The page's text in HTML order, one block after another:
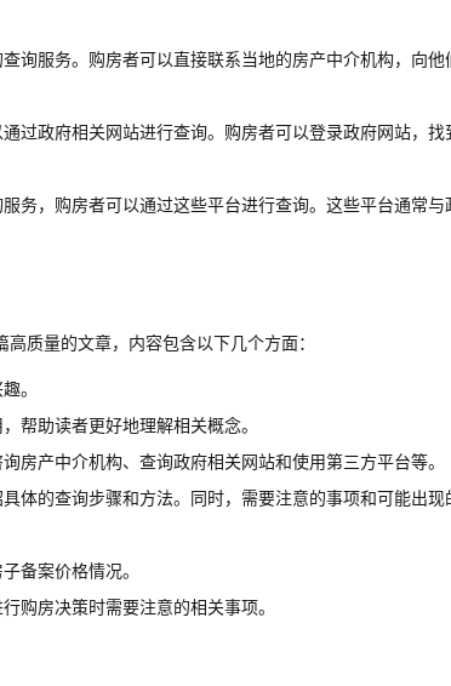
询服务。购房者可以直接联系当地的房产中介机构，向他
过政府相关网站进行查询。购房者可以登录政府网站，找
务，购房者可以通过这些平台进行查询。这些平台通常与
质量的文章，内容包含以下几个方面：
。
帮助读者更好地理解相关概念。
房产中介机构、查询政府相关网站和使用第三方平台等。
体的查询步骤和方法。同时，需要注意的事项和可能出现
备案价格情况。
购房决策时需要注意的相关事项。